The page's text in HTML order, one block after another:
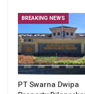
BREAKING NEWS
PT Swarna Dwipa